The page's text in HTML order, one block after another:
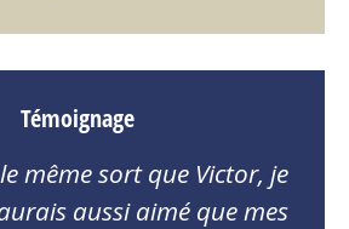
Témoignage
même sort que Victor, je
aussi aimé que mes